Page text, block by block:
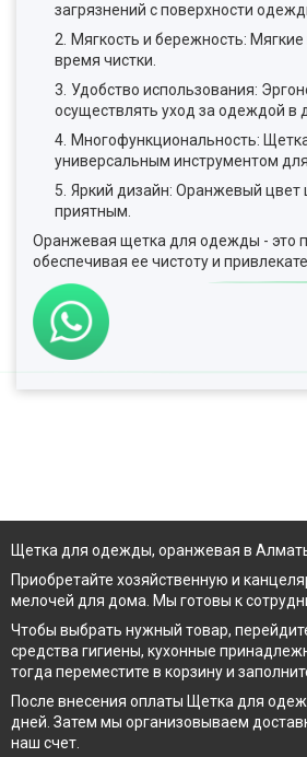
загрязнений с поверхности
Мягкость и бережность:
время чистки.
Удобство использования:
осуществлять уход за одеждой в
Многофункциональность:
универсальным инструментом
Яркий дизайн: Оранжевый цвет
приятным.
Оранжевая щетка для одежды - это
обеспечивая ее чистоту и
Щетка для одежды, оранжевая в
Приобретайте хозяйственную и
мелочей для дома. Мы готовы к
Чтобы выбрать нужный товар,
средства гигиены, кухонные
тогда переместите в корзину и
После внесения оплаты Щетка для
дней. Затем мы организовываем
наш счет.